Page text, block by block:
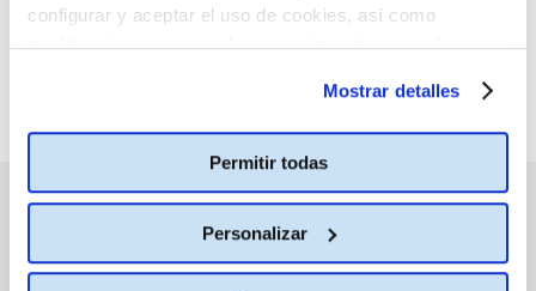
configurar y aceptar el uso de cookies, así como
modificar tus opciones de consentimiento en cualquier
Mostrar detalles
Permitir todas
Personalizar
PRÓXIMOS ESTRENOS